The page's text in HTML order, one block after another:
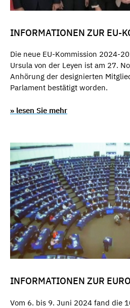
INFORMATIONEN ZUR EU-
Die neue EU-Kommission 2024-
Ursula von der Leyen ist am 27.
Anhörung der designierten
Parlament bestätigt worden.
» lesen Sie mehr
INFORMATIONEN ZUR
Vom 6. bis 9. Juni 2024 fand die